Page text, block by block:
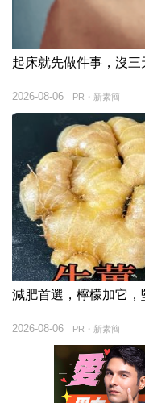
起床就先做件事，沒三
PR・新素簡
2026-08-06
減肥首選，檸檬加它
PR・新素簡
2026-08-06